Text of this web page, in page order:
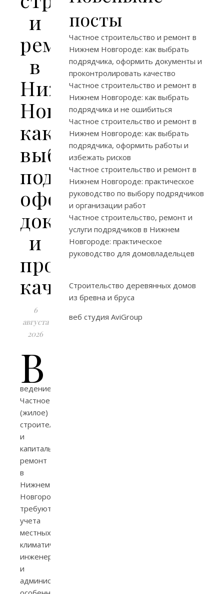
и
ремонт
в
Нижнем
Новгороде:
как
выбрать
подрядчика,
оформить
документы
и
проконтролировать
качество
6
августа
2026
В
ведение
Частное
(жилое)
строительство
и
капитальный
ремонт
в
Нижнем
Новгороде
требуют
учета
местных
климатических,
инженерных
и
административных
посты
Частное строительство и ремонт в
Нижнем Новгороде: как выбрать
подрядчика, оформить документы и
проконтролировать качество
Частное строительство и ремонт в
Нижнем Новгороде: как выбрать
подрядчика и не ошибиться
Частное строительство и ремонт в
Нижнем Новгороде: как выбрать
подрядчика, оформить работы и
избежать рисков
Частное строительство и ремонт в
Нижнем Новгороде: практическое
руководство по выбору подрядчиков
и организации работ
Частное строительство, ремонт и
услуги подрядчиков в Нижнем
Новгороде: практическое
руководство для домовладельцев
Строительство деревянных домов
из бревна и бруса
веб студия AviGroup